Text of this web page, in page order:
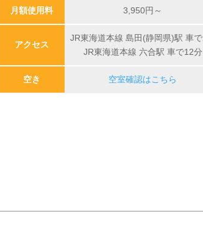
月額使用料 3,950円～
アクセス
JR東海道本線 島田(静岡県)駅 車
JR東海道本線 六合駅 車で12分
空き 空室確認はこちら